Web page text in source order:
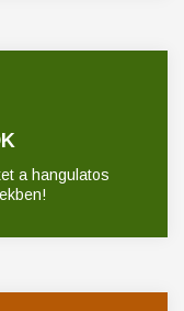
a hangulatos